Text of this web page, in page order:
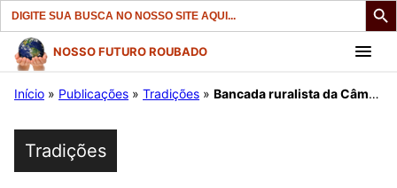
Search
for:
Pular
para
conteúdo
NOSSO FUTURO ROUBADO
Início » Publicações » Tradições » Bancada ruralista da Câmara pressiona para tirar poderes da Funai.
Tradições